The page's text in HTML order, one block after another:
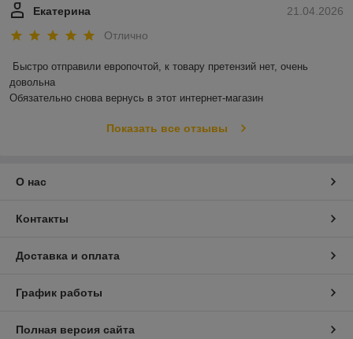
21.04.2026
Екатерина
Отлично
Быстро отправили европочтой, к товару претензий нет, очень
довольна
Обязательно снова вернусь в этот интернет-магазин
Показать все отзывы
О нас
Контакты
Доставка и оплата
График работы
Полная версия сайта